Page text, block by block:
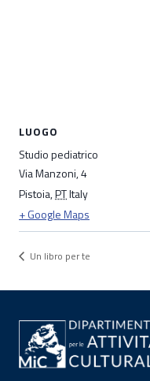
LUOGO
Studio pediatrico
Via Manzoni, 4
Pistoia,PTItaly
+ Google Maps
Un libro per te